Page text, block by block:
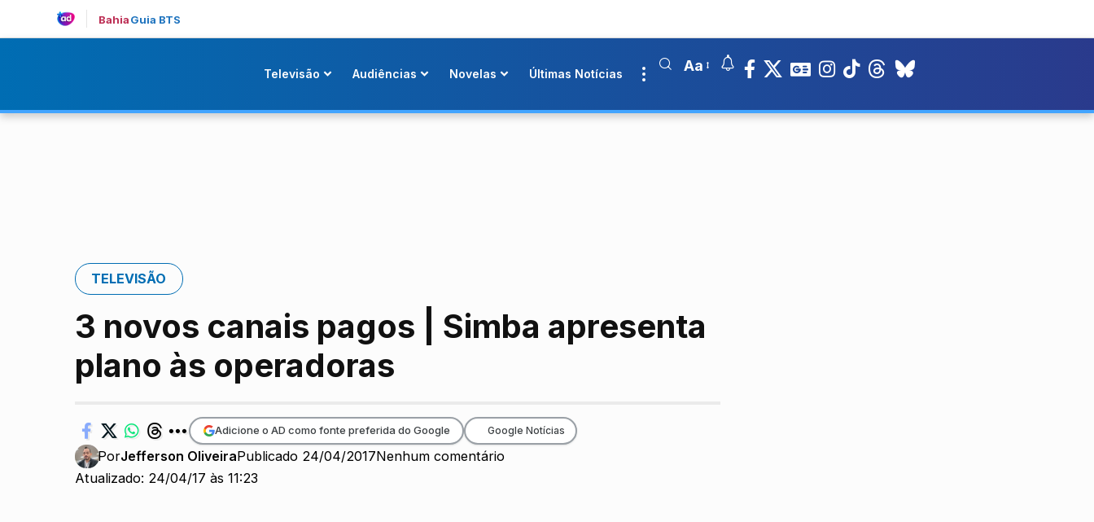
BahiaGuia BTS
Televisão Audiências Novelas Últimas Notícias Aa
TELEVISÃO
3 novos canais pagos | Simba apresenta
plano às operadoras
Atualizado: 24/04/17 às 11:23
PorJefferson OliveiraPublicado 24/04/2017Nenhum comentário
Adicione o AD como fonte preferida do Google Google Notícias